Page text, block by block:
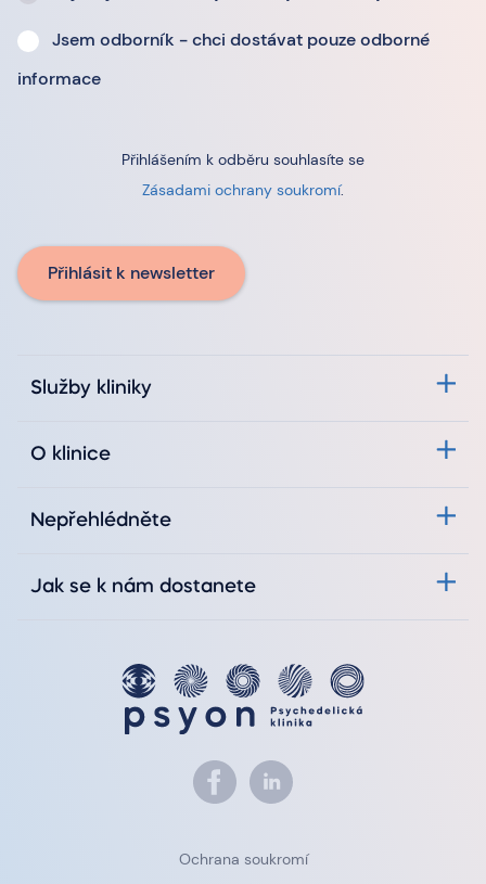
Jsem odborník - chci dostávat pouze odborné
informace
Přihlášením k odběru souhlasíte se
Zásadami ochrany soukromí.
Přihlásit k newsletter
Služby kliniky
O klinice
Nepřehlédněte
Jak se k nám dostanete
Ochrana soukromí